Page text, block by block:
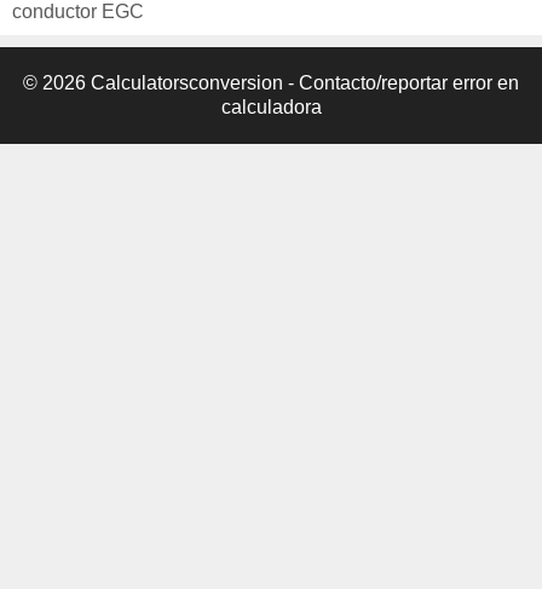
conductor EGC
© 2026 Calculatorsconversion - Contacto/reportar error en
calculadora